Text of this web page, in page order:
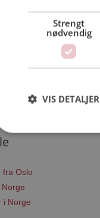
fra Oslo
i Norge
Strengt
nødvendig
VIS DETALJER